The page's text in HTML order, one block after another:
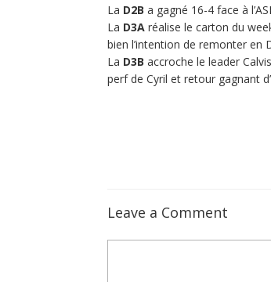
La D2B a gagné 16-4 face à
La D3A réalise le carton du
bien l’intention de remonter en
La D3B accroche le leader
perf de Cyril et retour gagnant
Leave a Comment